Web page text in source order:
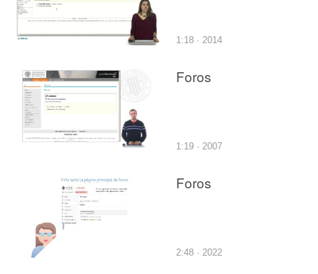
1:18 · 2014
Foros
1:19 · 2007
Foros
2:48 · 2022